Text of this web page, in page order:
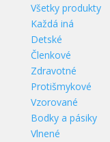
Všetky produkty
Každá iná
Detské
Členkové
Zdravotné
Protišmykové
Vzorované
Bodky a pásiky
Vlnené